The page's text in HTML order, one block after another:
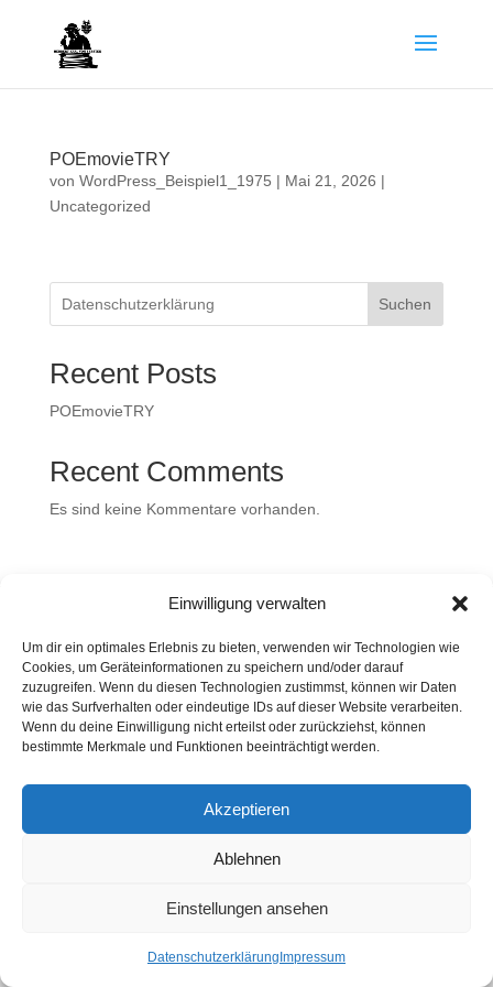
Einwilligung verwalten
Um dir ein optimales Erlebnis zu bieten, verwenden wir Technologien wie
Cookies, um Geräteinformationen zu speichern und/oder darauf
zuzugreifen. Wenn du diesen Technologien zustimmst, können wir Daten
wie das Surfverhalten oder eindeutige IDs auf dieser Website verarbeiten.
Wenn du deine Einwilligung nicht erteilst oder zurückziehst, können
bestimmte Merkmale und Funktionen beeinträchtigt werden.
Akzeptieren
Ablehnen
Einstellungen ansehen
Datenschutzerklärung Impressum
POEmovieTRY
von WordPress_Beispiel1_1975 | Mai 21, 2026 |
Uncategorized
Suchen
Recent Posts
POEmovieTRY
Recent Comments
Es sind keine Kommentare vorhanden.
Impressum Datenschutzerklärung